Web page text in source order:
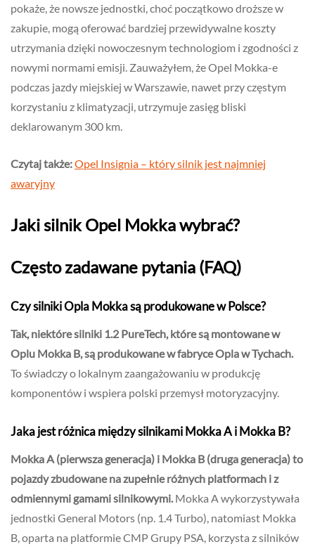
pokaże, że nowsze jednostki, choć początkowo droższe w
zakupie, mogą oferować bardziej przewidywalne koszty
utrzymania dzięki nowoczesnym technologiom i zgodności z
nowymi normami emisji. Zauważyłem, że Opel Mokka-e
podczas jazdy miejskiej w Warszawie, nawet przy częstym
korzystaniu z klimatyzacji, utrzymuje zasięg bliski
deklarowanym 300 km.
Czytaj także:Opel Insignia – który silnik jest najmniej
awaryjny
Jaki silnik Opel Mokka wybrać?
Często zadawane pytania (FAQ)
Czy silniki Opla Mokka są produkowane w Polsce?
Tak, niektóre silniki 1.2 PureTech, które są montowane w
Oplu Mokka B, są produkowane w fabryce Opla w Tychach.
To świadczy o lokalnym zaangażowaniu w produkcję
komponentów i wspiera polski przemysł motoryzacyjny.
Jaka jest różnica między silnikami Mokka A i Mokka B?
Mokka A (pierwsza generacja) i Mokka B (druga generacja) to
pojazdy zbudowane na zupełnie różnych platformach i z
odmiennymi gamami silnikowymi. Mokka A wykorzystywała
jednostki General Motors (np. 1.4 Turbo), natomiast Mokka
B, oparta na platformie CMP Grupy PSA, korzysta z silników